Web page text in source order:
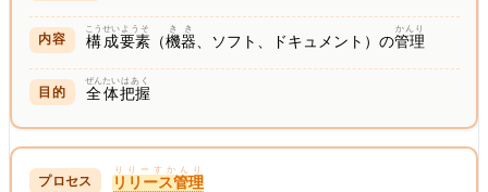
構成
こうせい
要素
ようそ
（機器
きき
、ソフト、ドキュメント）の管理
かんり
全体
ぜんたい
把握
はあく
リリース管理
りりーすかんり